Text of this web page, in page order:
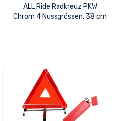
ALL Ride Radkreuz PKW
Chrom 4 Nussgrössen, 38 cm